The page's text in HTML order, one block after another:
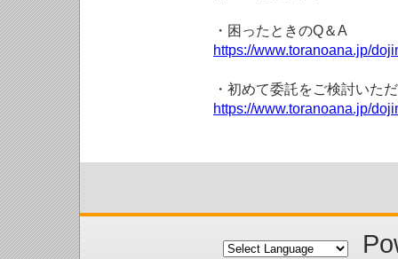
・困ったときのQ＆A
https://www.toranoana.jp/
・初めて委託をご検討いた
https://www.toranoana.jp/